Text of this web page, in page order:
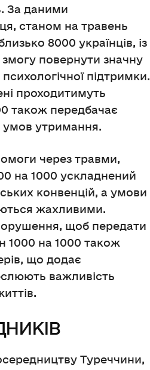
За даними
станом на травень
8000 українців, із
змогу повернути значну
підтримки.
проходитимуть
також передбачає
умов утримання.
через травми,
на 1000 ускладнений
конвенцій, а умови
жахливими.
щоб передати
1000 на 1000 також
що додає
важливість
Туреччини,